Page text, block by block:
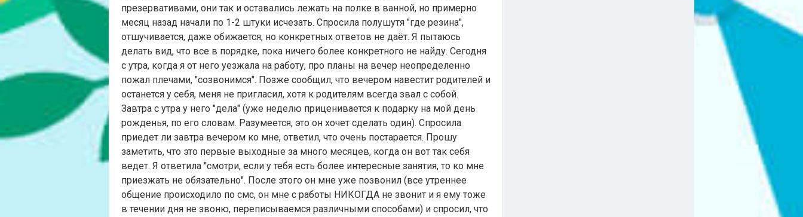
презервативами, они так и оставались лежать на полке в ванной, но примерно
месяц назад начали по 1-2 штуки исчезать. Спросила полушутя "где резина",
отшучивается, даже обижается, но конкретных ответов не даёт. Я пытаюсь
делать вид, что все в порядке, пока ничего более конкретного не найду. Сегодня
с утра, когда я от него уезжала на работу, про планы на вечер неопределенно
пожал плечами, "созвонимся". Позже сообщил, что вечером навестит родителей и
останется у себя, меня не пригласил, хотя к родителям всегда звал с собой.
Завтра с утра у него "дела" (уже неделю приценивается к подарку на мой день
рожденья, по его словам. Разумеется, это он хочет сделать один). Спросила
приедет ли завтра вечером ко мне, ответил, что очень постарается. Прошу
заметить, что это первые выходные за много месяцев, когда он вот так себя
ведет. Я ответила "смотри, если у тебя есть более интересные занятия, то ко мне
приезжать не обязательно". После этого он мне уже позвонил (все утреннее
общение происходило по смс, он мне с работы НИКОГДА не звонит и я ему тоже
в течении дня не звоню, переписываемся различными способами) и спросил, что